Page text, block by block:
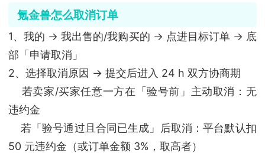
氪金兽怎么取消订单
1、我的 → 我出售的/我购买的 → 点进目标订单 → 底
部「申请取消」
2、选择取消原因 → 提交后进入 24 h 双方协商期
若卖家/买家任意一方在「验号前」主动取消：无
违约金
若「验号通过且合同已生成」后取消：平台默认扣
50 元违约金（或订单金额 3%，取高者）